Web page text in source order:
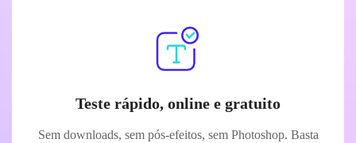
Teste rápido, online e gratuito
Sem downloads, sem pós-efeitos, sem Photoshop. Basta